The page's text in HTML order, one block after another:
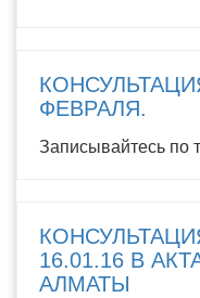
ФЕВРАЛЯ.
Записывайтесь по
16.01.16 В
АЛМАТЫ